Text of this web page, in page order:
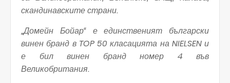
скандинавските страни.
„Домейн Бойар“ е единственият български
винен бранд в TOP 50 класацията на NIELSEN и
е бил винен бранд номер 4 във
Великобритания.